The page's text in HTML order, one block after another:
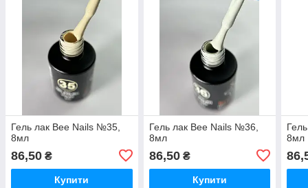
Гель лак Bee Nails №35,
8мл
86,50 ₴
Купити
Гель лак Bee Nails №36,
8мл
86,50₴
Купити
8мл